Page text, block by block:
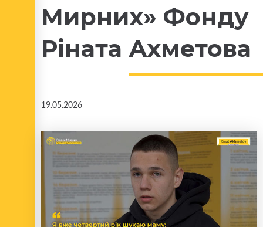
Мирних» Фонду
Ріната Ахметова
19.05.2026